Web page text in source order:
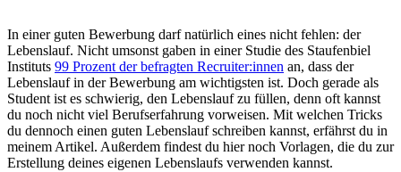
In einer guten Bewerbung darf natürlich eines nicht fehlen: der
Lebenslauf. Nicht umsonst gaben in einer Studie des Staufenbiel
Instituts 99 Prozent der befragten Recruiter:innen an, dass der
Lebenslauf in der Bewerbung am wichtigsten ist. Doch gerade als
Student ist es schwierig, den Lebenslauf zu füllen, denn oft kannst
du noch nicht viel Berufserfahrung vorweisen. Mit welchen Tricks
du dennoch einen guten Lebenslauf schreiben kannst, erfährst du in
meinem Artikel. Außerdem findest du hier noch Vorlagen, die du zur
Erstellung deines eigenen Lebenslaufs verwenden kannst.